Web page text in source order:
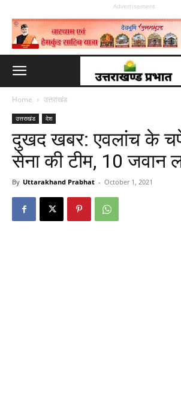
Advertisement
Home उत्तराखंड
उत्तराखंड देश
दुखद खबर: एवलांच के
सेना की टीम, 10 जवान
By Uttarakhand Prabhat - October 1, 2021